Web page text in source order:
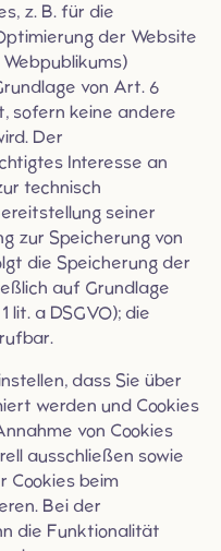
z. B. für die
der Website
von Art. 6
sofern keine andere
Der
Interesse an
technisch
seiner
zur Speicherung von
die Speicherung der
auf Grundlage
lit. a DSGVO); die
dass Sie über
werden und Cookies
von Cookies
ausschließen sowie
Cookies beim
Bei der
die Funktionalität